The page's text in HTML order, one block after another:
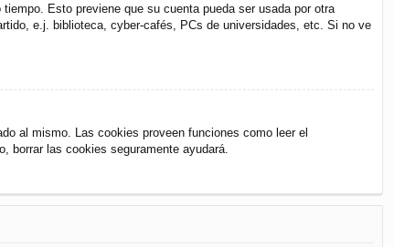
Esto previene que su cuenta pueda ser usada por otra
e.j. biblioteca, cyber-cafés, PCs de universidades, etc. Si no ve
al mismo. Las cookies proveen funciones como leer el
borrar las cookies seguramente ayudará.